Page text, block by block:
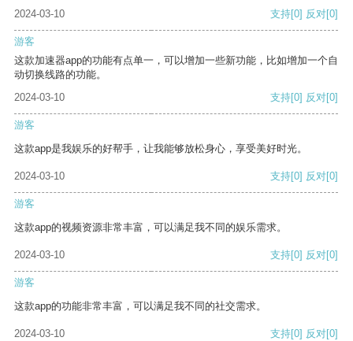
2024-03-10 支持[0] 反对[0]
游客
这款加速器app的功能有点单一，可以增加一些新功能，比如增加一个自
动切换线路的功能。
2024-03-10
支持[0] 反对[0]
游客
这款app是我娱乐的好帮手，让我能够放松身心，享受美好时光。
2024-03-10 支持[0] 反对[0]
游客
这款app的视频资源非常丰富，可以满足我不同的娱乐需求。
2024-03-10 支持[0] 反对[0]
游客
这款app的功能非常丰富，可以满足我不同的社交需求。
2024-03-10 支持[0] 反对[0]